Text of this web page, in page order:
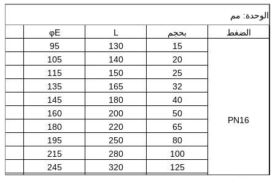
الوحدة: مم
الضغط
بحجم L
φE
PN16
15
130
95
20
140
105
25
150
115
32
165
135
40
180
145
50
200
160
65
220
180
80
250
195
100
280
215
125
320
245